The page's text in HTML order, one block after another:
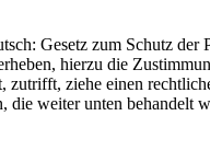
Gesetz zum Schutz
hierzu die
ziehe einen
die weiter unten behandelt